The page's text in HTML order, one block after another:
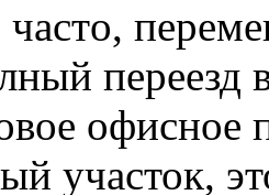
переезд
офисное
участок,